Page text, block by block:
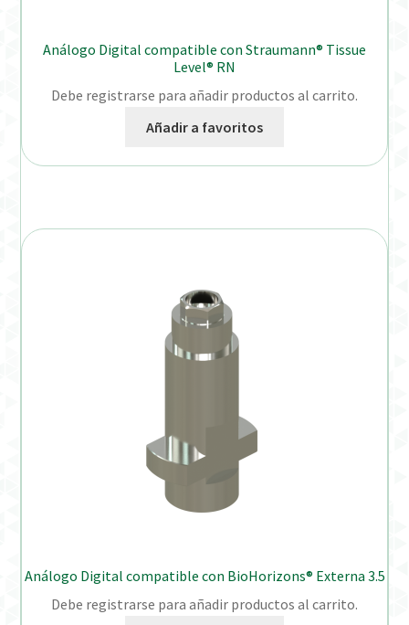
Análogo Digital compatible con Straumann® Tissue
Level® RN
Debe registrarse para añadir productos al carrito.
Añadir a favoritos
Análogo Digital compatible con BioHorizons® Externa 3.5
Debe registrarse para añadir productos al carrito.